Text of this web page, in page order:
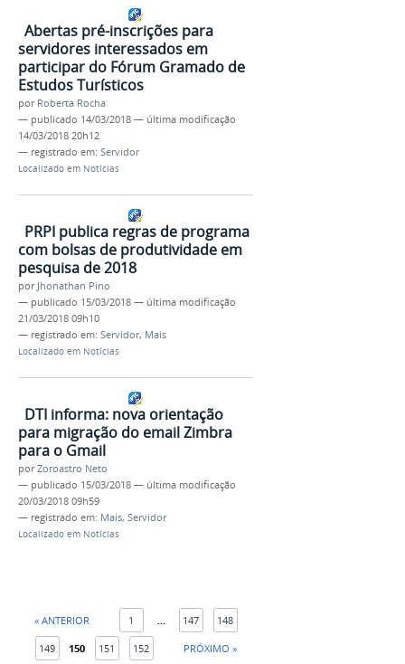
Abertas pré-inscrições para
servidores interessados em
participar do Fórum Gramado de
Estudos Turísticos
por Roberta Rocha
— publicado 14/03/2018 — última modificação
14/03/2018 20h12
— registrado em: Servidor
Localizado em Notícias
PRPI publica regras de programa
com bolsas de produtividade em
pesquisa de 2018
por Jhonathan Pino
— publicado 15/03/2018 — última modificação
21/03/2018 09h10
— registrado em: Servidor, Mais
Localizado em Notícias
DTI informa: nova orientação
para migração do email Zimbra
para o Gmail
porZoroastro Neto
— publicado 15/03/2018 — última modificação
20/03/2018 09h59
— registrado em: Mais, Servidor
Localizado em Notícias
« ANTERIOR 1 147 148
149 150 151 152 PRÓXIMO »